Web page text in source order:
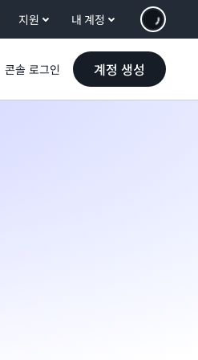
지원 내 계정
콘솔 로그인 계정 생성